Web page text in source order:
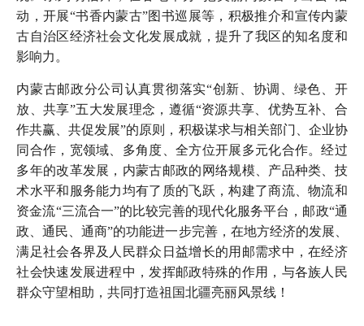
动，开展“书香内蒙古”图书巡展等，积极推介和宣传内蒙
古自治区经济社会文化发展成就，提升了我区的知名度和
影响力。
内蒙古邮政分公司认真贯彻落实“创新、协调、绿色、开
放、共享”五大发展理念，遵循“资源共享、优势互补、合
作共赢、共促发展”的原则，积极谋求与相关部门、企业协
同合作，宽领域、多角度、全方位开展多元化合作。经过
多年的改革发展，内蒙古邮政的网络规模、产品种类、技
术水平和服务能力均有了质的飞跃，构建了商流、物流和
资金流“三流合一”的比较完善的现代化服务平台，邮政“通
政、通民、通商”的功能进一步完善，在地方经济的发展、
满足社会各界及人民群众日益增长的用邮需求中，在经济
社会快速发展进程中，发挥邮政特殊的作用，与各族人民
群众守望相助，共同打造祖国北疆亮丽风景线！